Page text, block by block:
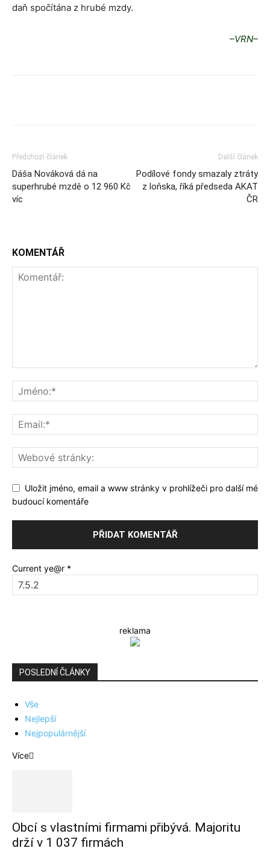
daň spočítána z hrubé mzdy.
–VRN–
Předchozí článek
Dáša Nováková dá na
superhrubé mzdě o 12 960 Kč
víc
Další článek
Podílové fondy smazaly ztráty
z loňska, říká předseda AKAT
ČR
KOMENTÁŘ
Uložit jméno, email a www stránky v prohlížeči pro další mé
budoucí komentáře
Current ye@r *
reklama
POSLEDNÍ ČLÁNKY
Vše
Nejlepší
Nejpopulárnější
Více
Obcí s vlastními firmami přibývá. Majoritu
drží v 1 037 firmách